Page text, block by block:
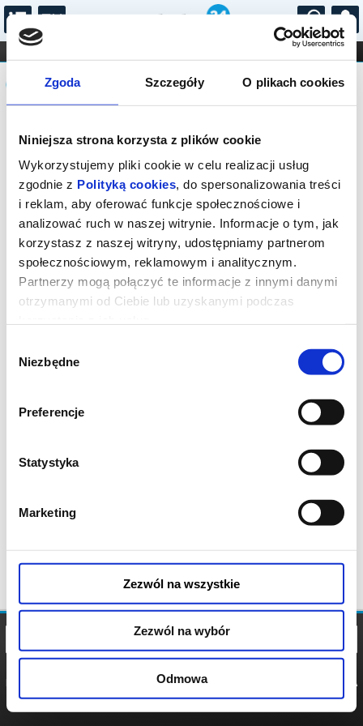
Zgoda Szczegóły O plikach cookies
Niniejsza strona korzysta z plików cookie
Wykorzystujemy pliki cookie w celu realizacji usług
zgodnie z Polityką cookies, do spersonalizowania treści
i reklam, aby oferować funkcje społecznościowe i
analizować ruch w naszej witrynie. Informacje o tym, jak
korzystasz z naszej witryny, udostępniamy partnerom
społecznościowym, reklamowym i analitycznym.
Partnerzy mogą połączyć te informacje z innymi danymi
otrzymanymi od Ciebie lub uzyskanymi podczas
zgody
Niezbędne
Preferencje
Statystyka
Marketing
Zezwól na wszystkie
Zezwól na wybór
Odmowa
...
FILHARMONIA OPERA I BALET
STAND-UP
DLA DZIECI
Komunikat
Sprzedaż on-line została zakończona,
sprawdź dostępność biletów w kasie.
POLITYKA
POLITYKA